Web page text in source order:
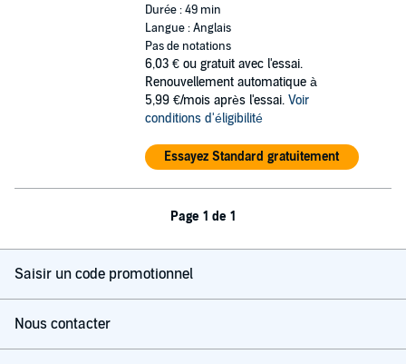
Durée : 49 min
Langue : Anglais
Pas de notations
6,03 € ou gratuit avec l'essai.
Renouvellement automatique à
5,99 €/mois après l'essai. Voir
conditions d'éligibilité
Essayez Standard gratuitement
Page 1 de 1
Saisir un code promotionnel
Nous contacter